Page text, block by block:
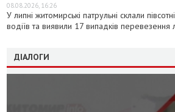
08.08.2026, 16:26
У липні житомирські патрульні склали
водіїв та виявили 17 випадків
ДІАЛОГИ